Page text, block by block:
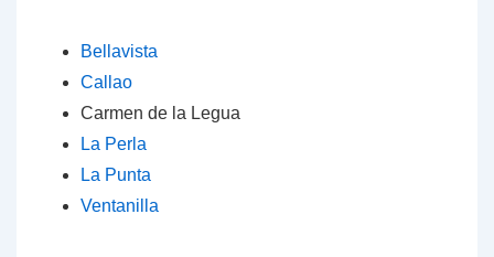
Bellavista
Callao
Carmen de la Legua
La Perla
La Punta
Ventanilla